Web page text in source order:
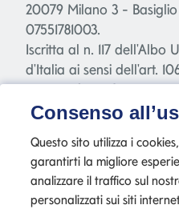
20079 Milano 3 - Basiglio
07551781003.
Iscritta al n. 117 dell'Albo
d'Italia ai sensi dell'art.
385/1993("TUB"),
interamente versato.
Mediolanum - società a
direzione e
S.p.A.
Consenso
Questo sito utilizza i
garantirti la migliore
analizzare il traffico sul
personalizzati sui siti